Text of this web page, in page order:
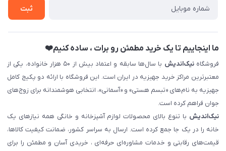
ثبت
ما اینجاییم تا یک خرید مطمئن رو برات ، ساده کنیم❤️
فروشگاهنیک‌اندیش
با سال‌ها سابقه و اعتماد بیش از ۵۰ هزار خانواده، یکی از
معتبرترین مراکز خرید جهیزیه در ایران است. این فروشگاه با ارائه دو پکیج کامل
جهیزیه به نام‌های «تبسم هستی» و «آسمانی»، انتخابی هوشمندانه برای زوج‌های
جوان فراهم کرده است.
نیک‌اندیش با تنوع بالای محصولات لوازم آشپزخانه و خانگی همه نیازهای یک
خانه را در یک جا جمع کرده است. ارسال به سراسر کشور، ضمانت کیفیت کالاها،
قیمت‌های رقابتی و خدمات مشاوره‌ای حرفه‌ای ، خریدی آسان و مطمئن را برای